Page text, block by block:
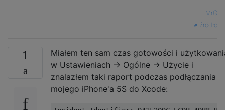
MrG
źródło
1
Miałem ten sam czas gotowości i
w Ustawieniach -> Ogólne -> Użycie i
znalazłem taki raport podczas podłączania
mojego iPhone'a 5S do Xcode: